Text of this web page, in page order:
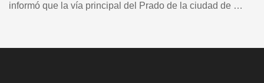
informó que la vía principal del Prado de la ciudad de …